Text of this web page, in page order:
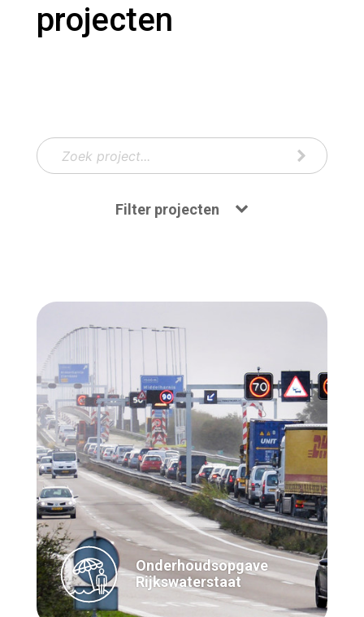
projecten
Filter projecten
Onderhoudsopgave
Rijkswaterstaat